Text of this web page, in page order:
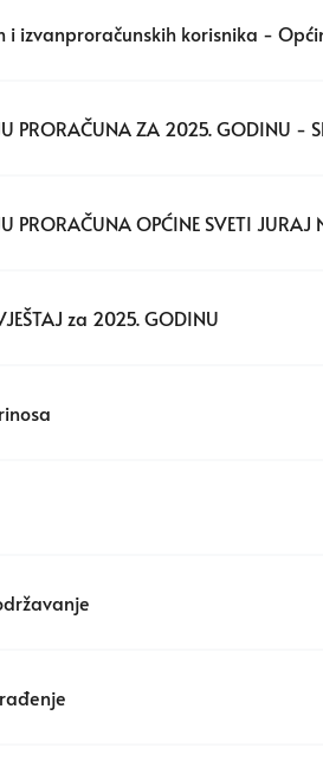
izvanproračunskih korisnika -
PRORAČUNA ZA 2025. GODINU -
PRORAČUNA OPĆINE SVETI
za 2025. GODINU